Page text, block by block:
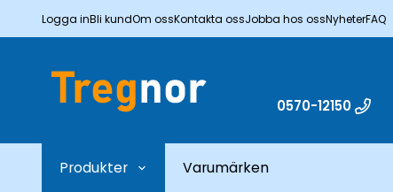
Logga inBli kundOm ossKontakta ossJobba hos ossNyheterFAQ
0570-12150
Produkter Varumärken